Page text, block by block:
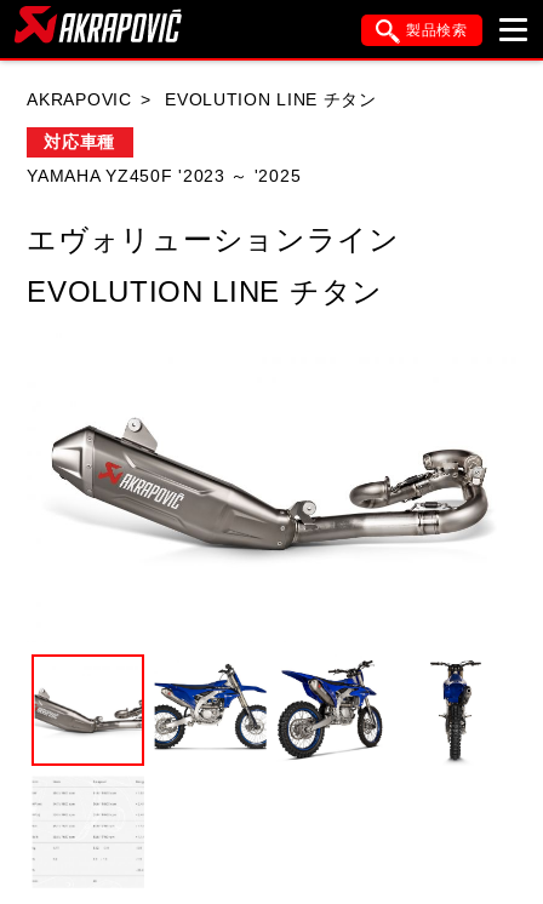
製品検索
ITALJET
PIAGGIO SYM VESPA
AKRAPOVIC EVOLUTION LINE チタン
対応車種
YAMAHA YZ450F '2023 ～ '2025
エヴォリューションライン
EVOLUTION LINE チタン